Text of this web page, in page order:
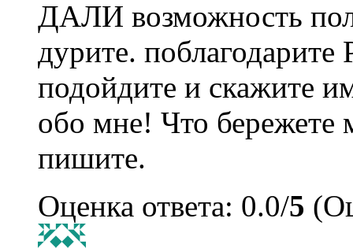
ДАЛИ возможность
дурите.
подойдите и скажите
обо мне! Что бережете
пишите.
Оценка ответа: 0.0/5